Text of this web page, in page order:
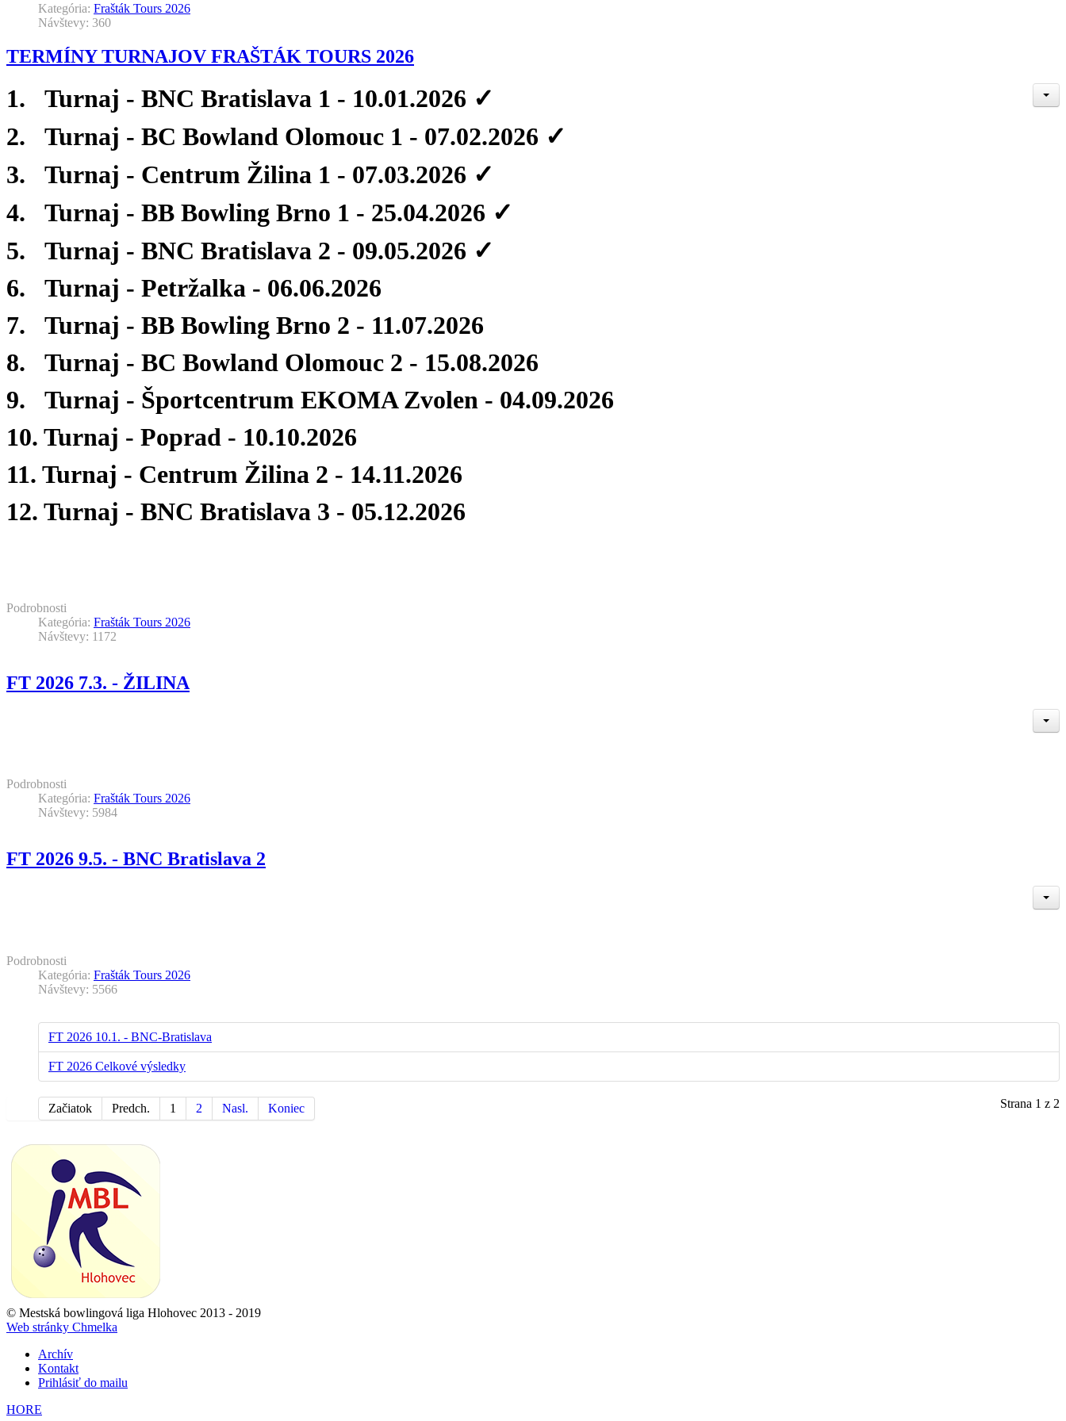
Kategória: Frašták Tours 2026
Návštevy: 360
TERMÍNY TURNAJOV FRAŠTÁK TOURS 2026
1. Turnaj - BNC Bratislava 1 - 10.01.2026 ✓
2. Turnaj - BC Bowland Olomouc 1 - 07.02.2026 ✓
3. Turnaj - Centrum Žilina 1 - 07.03.2026 ✓
4. Turnaj - BB Bowling Brno 1 - 25.04.2026 ✓
5. Turnaj - BNC Bratislava 2 - 09.05.2026 ✓
6. Turnaj - Petržalka - 06.06.2026
7. Turnaj - BB Bowling Brno 2 - 11.07.2026
8. Turnaj - BC Bowland Olomouc 2 - 15.08.2026
9. Turnaj - Športcentrum EKOMA Zvolen - 04.09.2026
10. Turnaj - Poprad - 10.10.2026
11. Turnaj - Centrum Žilina 2 - 14.11.2026
12. Turnaj - BNC Bratislava 3 - 05.12.2026
Podrobnosti
Kategória: Frašták Tours 2026
Návštevy: 1172
FT 2026 7.3. - ŽILINA
Podrobnosti
Kategória: Frašták Tours 2026
Návštevy: 5984
FT 2026 9.5. - BNC Bratislava 2
Podrobnosti
Kategória: Frašták Tours 2026
Návštevy: 5566
FT 2026 10.1. - BNC-Bratislava
FT 2026 Celkové výsledky
Strana 1 z 2
Začiatok Predch. 1 2 Nasl. Koniec
© Mestská bowlingová liga Hlohovec 2013 - 2019
Web stránky Chmelka
Archív
Kontakt
Prihlásiť do mailu
HORE